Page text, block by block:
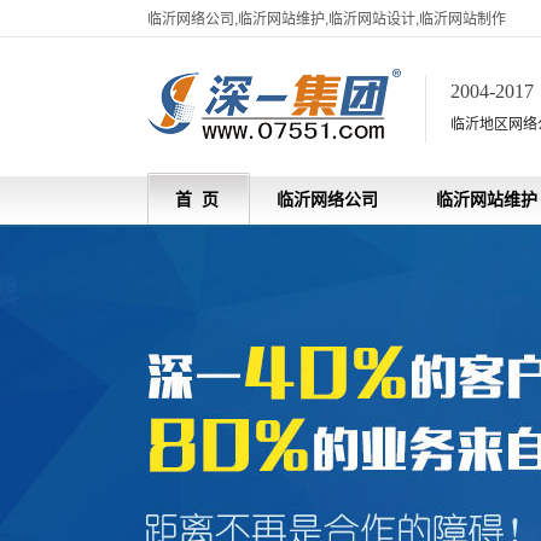
临沂网络公司,临沂网站维护,临沂网站设计,临沂网站制作
2004-
临沂地区网
首 页 临沂网络公司 临沂网站维护